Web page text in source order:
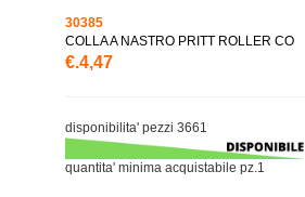
30385
COLLA A NASTRO PRITT ROLLER CO
€.4,47
disponibilita' pezzi 3661
quantita' minima acquistabile pz.1